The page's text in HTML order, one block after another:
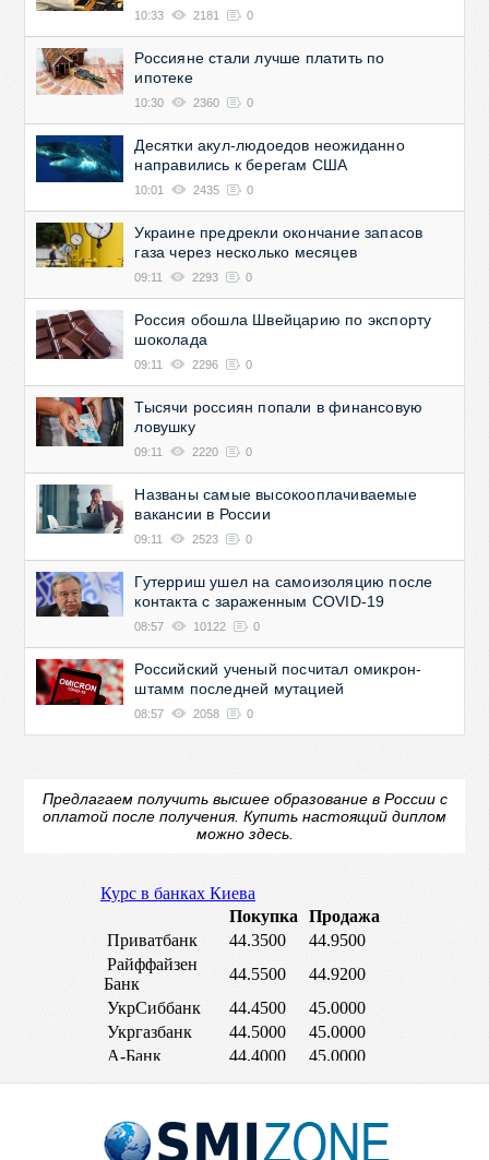
10:33 2181 0
Россияне стали лучше платить по
ипотеке
10:30 2360 0
Десятки акул-людоедов неожиданно
направились к берегам США
10:01 2435 0
Украине предрекли окончание запасов
газа через несколько месяцев
09:11 2293 0
Россия обошла Швейцарию по экспорту
шоколада
09:11 2296 0
Тысячи россиян попали в финансовую
ловушку
09:11 2220 0
Названы самые высокооплачиваемые
вакансии в России
09:11 2523 0
Гутерриш ушел на самоизоляцию после
контакта с зараженным COVID-19
08:57 10122 0
Российский ученый посчитал омикрон-
штамм последней мутацией
08:57 2058 0
Предлагаем получить высшее образование в России с
оплатой после получения. Купить настоящий диплом
можно здесь.